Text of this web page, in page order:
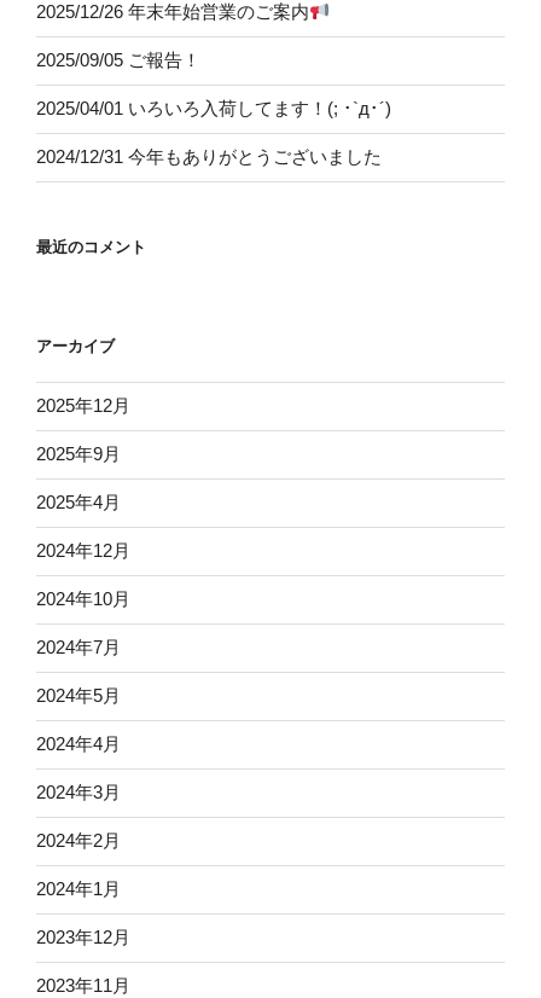
2025/12/26 年末年始営業のご案内
2025/09/05 ご報告！
2025/04/01 いろいろ入荷してます！(; ･`д･´)
2024/12/31 今年もありがとうございました
最近のコメント
アーカイブ
2025年12月
2025年9月
2025年4月
2024年12月
2024年10月
2024年7月
2024年5月
2024年4月
2024年3月
2024年2月
2024年1月
2023年12月
2023年11月